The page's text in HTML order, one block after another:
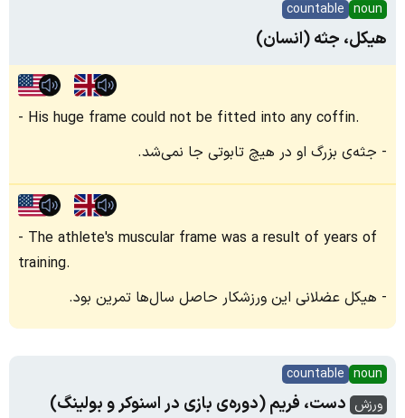
noun
countable
هیکل، جثه (انسان)
His huge frame could not be fitted into any coffin.
جثه‌ی بزرگ او در هیچ تابوتی جا نمی‌شد.
The athlete's muscular frame was a result of years of
training.
هیکل عضلانی این ورزشکار حاصل سال‌ها تمرین بود.
noun
countable
ورزش دست، فریم (دوره‌ی بازی در اسنوکر و بولینگ)